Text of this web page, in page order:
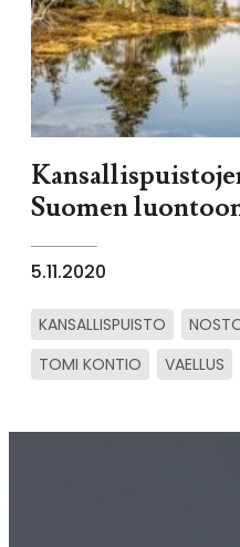
Suomen
5.11.2020
KANSALLISPUISTO
TOMI KONTIO
VAELLUS